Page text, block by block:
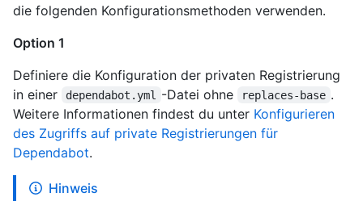
die folgenden Konfigurationsmethoden verwenden.
Option 1
Definiere die Konfiguration der privaten Registrierung
in einer
dependabot.yml -Datei ohne replaces-base .
Weitere Informationen findest du unter Konfigurieren
des Zugriffs auf private Registrierungen für
Dependabot.
Hinweis